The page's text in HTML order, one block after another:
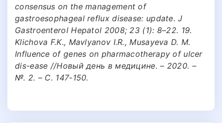
consensus on the management of
gastroesophageal reflux disease: update. J
Gastroenterol Hepatol 2008; 23 (1): 8–22. 19.
Klichova F.K., Маvlyanov I.R., Мusayeva D. М.
Influence of genes on pharmacotherapy of ulcer
dis-ease //Новый день в медицине. – 2020. –
№. 2. – С. 147-150.